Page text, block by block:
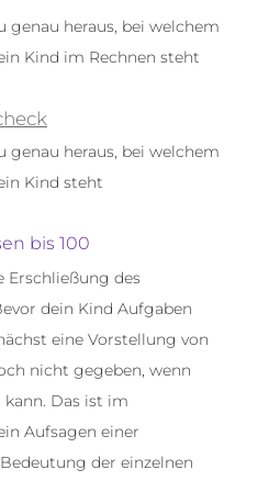
genau heraus, bei welchem
Kind im Rechnen steht
genau heraus, bei welchem
Kind steht
bis 100
Erschließung des
dein Kind Aufgaben
eine Vorstellung von
nicht gegeben, wenn
kann. Das ist im
Aufsagen einer
der einzelnen